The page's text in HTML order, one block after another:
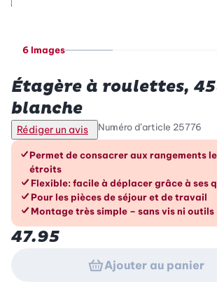
6 Images
Étagère à roulettes,
blanche
Rédiger un avis Numéro d’article 25776
Les avantages en un
Permet de consacrer aux rangements
étroits
Flexible: facile à déplacer grâce à ses
Pour les pièces de séjour et de travail
Montage très simple – sans vis ni outils
47.95
Ajouter au panier